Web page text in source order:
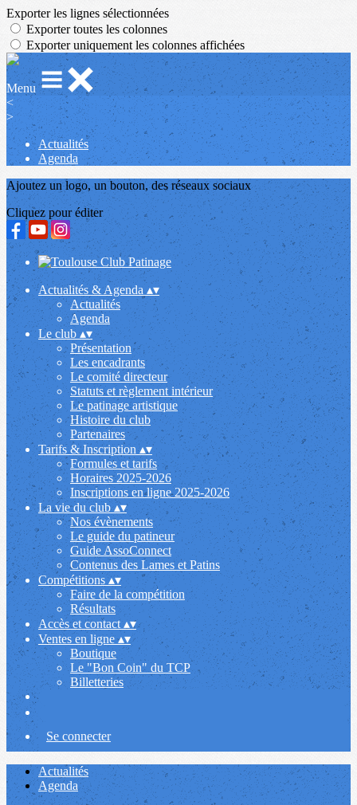
Exporter les lignes sélectionnées
Exporter toutes les colonnes
Exporter uniquement les colonnes affichées
Menu
<
>
Actualités
Agenda
Ajoutez un logo, un bouton, des réseaux sociaux
Cliquez pour éditer
Actualités & Agenda ▴▾
Actualités
Agenda
Le club ▴▾
Présentation
Les encadrants
Le comité directeur
Statuts et règlement intérieur
Le patinage artistique
Histoire du club
Partenaires
Tarifs & Inscription▴▾
Formules et tarifs
Horaires 2025-2026
Inscriptions en ligne 2025-2026
La vie du club▴▾
Nos évènements
Le guide du patineur
Guide AssoConnect
Contenus des Lames et Patins
Compétitions▴▾
Faire de la compétition
Résultats
Accès et contact ▴▾
Ventes en ligne▴▾
Boutique
Le "Bon Coin" du TCP
Billetteries
Se connecter
Actualités
Agenda